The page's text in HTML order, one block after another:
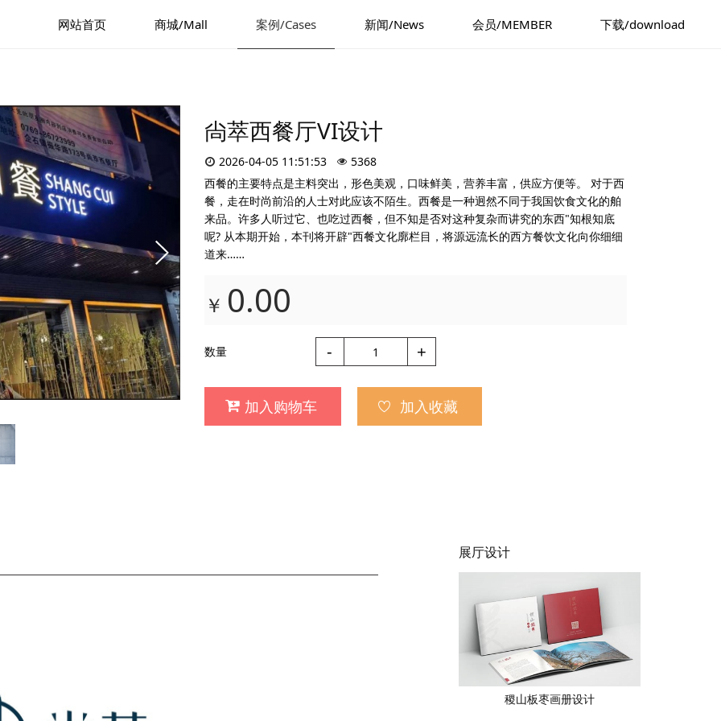
网站首页 商城/Mall 案例/Cases 新闻/News 会员/MEMBER 下载/download
尙萃西餐厅VI设计
2026-04-05 11:51:53
5368
西餐的主要特点是主料突出，形色美观，口味鲜美，营养丰富，供应方便等。 对于西
餐，走在时尚前沿的人士对此应该不陌生。西餐是一种迥然不同于我国饮食文化的舶
来品。许多人听过它、也吃过西餐，但不知是否对这种复杂而讲究的东西"知根知底
呢? 从本期开始，本刊将开辟"西餐文化廓栏目，将源远流长的西方餐饮文化向你细细
道来……
￥ 0.00
数量 - +
加入收藏
加入购物车
展厅设计
稷山板枣画册设计